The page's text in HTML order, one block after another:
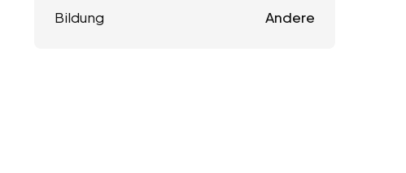
Bildung Andere